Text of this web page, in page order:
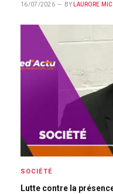
16/07/2026 BY LAURORE
SOCIÉTÉ
Lutte contre la